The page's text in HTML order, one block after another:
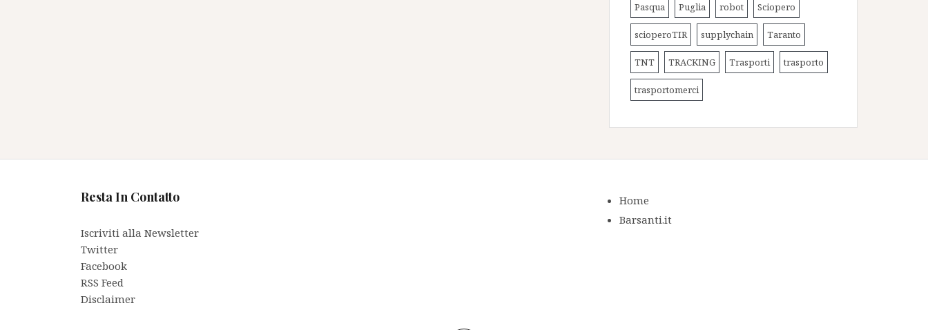
Pasqua Puglia robot Sciopero
scioperoTIR supplychain Taranto
TNT TRACKING Trasporti trasporto
trasportomerci
Resta In Contatto
Iscriviti alla Newsletter
Twitter
Facebook
RSS Feed
Disclaimer
Home
Barsanti.it